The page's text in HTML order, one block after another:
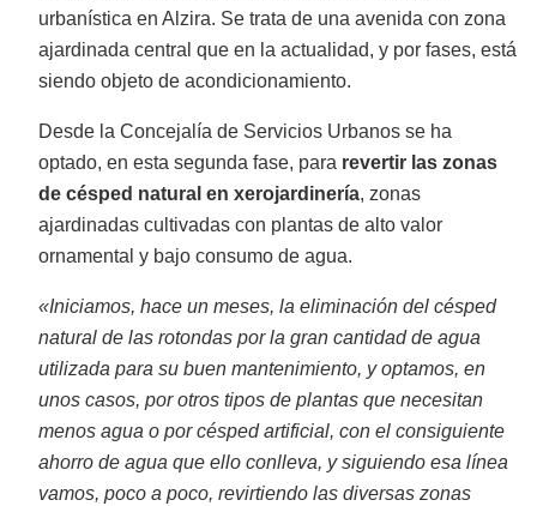
urbanística en Alzira. Se trata de una avenida con zona
ajardinada central que en la actualidad, y por fases, está
siendo objeto de acondicionamiento.
Desde la Concejalía de Servicios Urbanos se ha
optado, en estasegunda fase, para revertir laszonas
de césped natural en xerojardinería, zonas
ajardinadas cultivadas con plantas de alto valor
ornamental y bajo consumo de agua.
«Iniciamos, hace un meses, la eliminación del césped
natural de las rotondas por la gran cantidad de agua
utilizada para su buen mantenimiento, y optamos, en
unos casos, por otros tipos de plantas que necesitan
menos agua o por césped artificial, con el consiguiente
ahorro de agua que ello conlleva, y siguiendo esa línea
vamos, poco a poco, revirtiendo las diversas zonas